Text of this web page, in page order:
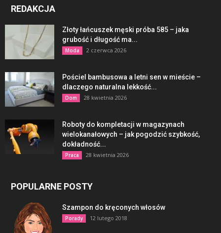
REDAKCJA
Złoty łańcuszek męski próba 585 – jaka
grubość i długość ma...
Moda 2 czerwca 2026
Pościel bambusowa a letni sen w mieście –
dlaczego naturalna lekkość...
Dom 28 kwietnia 2026
Roboty do kompletacji w magazynach
wielokanałowych – jak pogodzić szybkość,
dokładność...
Praca 28 kwietnia 2026
POPULARNE POSTY
Szampon do kręconych włosów
Porady 12 lutego 2018